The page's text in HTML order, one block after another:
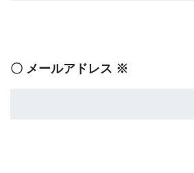
〇 メールアドレス ※